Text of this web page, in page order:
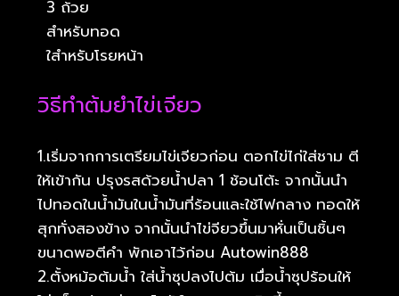
3 ถ้วย
สำหรับทอด
ใสำหรับโรยหน้า
วิธีทำต้มยำไข่เจียว
1.เริ่มจากการเตรียมไข่เจียวก่อน ตอกไข่ไก่ใส่ชาม ตี
ให้เข้ากัน ปรุงรสด้วยน้ำปลา 1 ช้อนโต้ะ จากนั้นนำ
ไปทอดในน้ำมันในน้ำมันที่ร้อนและใช้ไฟกลาง ทอดให้
สุกทั่งสองข้าง จากนั้นนำไข่จียวขึ้นมาหั่นเป็นชิ้นๆ
ขนาดพอตีคำ พักเอาไว้ก่อน Autowin888
2.ตั้งหม้อต้มน้ำ ใส่น้ำซุปลงไปต้ม เมื่อน้ำซุปร้อนให้